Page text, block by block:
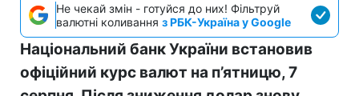
Не чекай змін - готуйся до них! Фільтруй
валютні коливання з РБК-Україна у Google
Національний банк України встановив
офіційний курс валют на п’ятницю, 7